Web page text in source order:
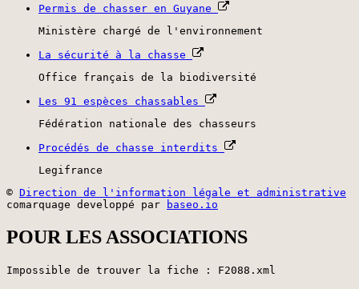
Permis de chasser en Guyane
Ministère chargé de l'environnement
La sécurité à la chasse
Office français de la biodiversité
Les 91 espèces chassables
Fédération nationale des chasseurs
Procédés de chasse interdits
Legifrance
© Direction de l'information légale et administrative
comarquage developpé par
baseo.io
POUR LES ASSOCIATIONS
Impossible de trouver la fiche : F2088.xml